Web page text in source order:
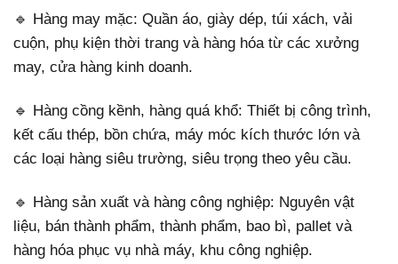
🔹 Hàng may mặc: Quần áo, giày dép, túi xách, vải
cuộn, phụ kiện thời trang và hàng hóa từ các xưởng
may, cửa hàng kinh doanh.
🔹 Hàng cồng kềnh, hàng quá khổ: Thiết bị công trình,
kết cấu thép, bồn chứa, máy móc kích thước lớn và
các loại hàng siêu trường, siêu trọng theo yêu cầu.
🔹 Hàng sản xuất và hàng công nghiệp: Nguyên vật
liệu, bán thành phẩm, thành phẩm, bao bì, pallet và
hàng hóa phục vụ nhà máy, khu công nghiệp.